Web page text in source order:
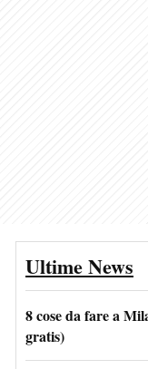
Ultime News
8 cose da fare a
gratis)